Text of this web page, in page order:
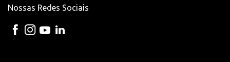
Nossas Redes Sociais